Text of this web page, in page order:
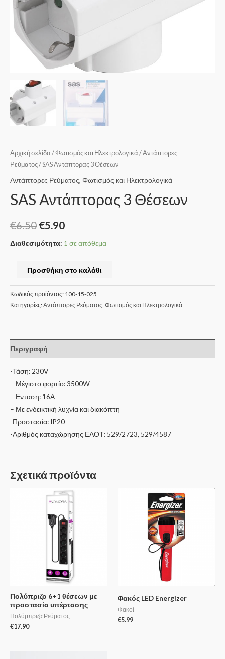
Αρχική σελίδα /Φωτισμός και Ηλεκτρολογικά /Αντάπτορες
Ρεύματος/ SAS Αντάπτορας 3 Θέσεων
Αντάπτορες Ρεύματος, Φωτισμός και Ηλεκτρολογικά
SAS Αντάπτορας 3 Θέσεων
€6.50 €5.90
Διαθεσιμότητα: 1 σε απόθεμα
Προσθήκη στο καλάθι
Κωδικός προϊόντος: 100-15-025
Κατηγορίες:Αντάπτορες Ρεύματος, Φωτισμός και Ηλεκτρολογικά
Περιγραφή
-Τάση: 230V
– Μέγιστο φορτίο: 3500W
– Ενταση: 16Α
– Με ενδεικτική λυχνία και διακόπτη
-Προστασία: IP20
-Αριθμός καταχώρησης ΕΛΟΤ: 529/2723, 529/4587
Σχετικά προϊόντα
Πολύπριζο 6+1 θέσεων με
προστασία υπέρτασης
Πολύμπριζα Ρεύματος
€17.90
Φακός LED Energizer
Φακοί
€5.99